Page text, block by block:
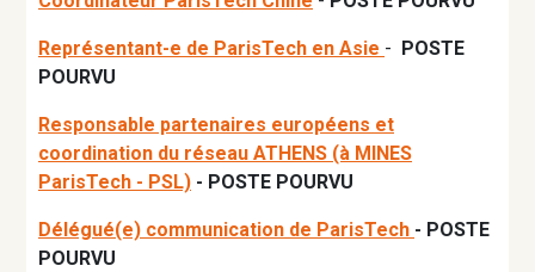
Représentant-e de ParisTech en Asie -
POSTE
POURVU
Responsable partenaires européens et
coordination du réseau ATHENS (à MINES
ParisTech - PSL) - POSTE POURVU
Délégué(e) communication de ParisTech - POSTE
POURVU